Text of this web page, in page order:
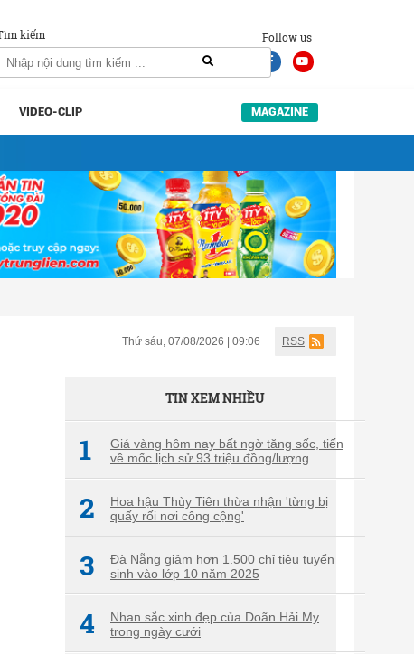
Follow us
kiếm
VIDEO-CLIP MAGAZINE
Thứ sáu, 07/08/2026 | 09:06 RSS
TIN XEM NHIỀU
1
Giá vàng hôm nay bất ngờ tăng sốc, tiến
về mốc lịch sử 93 triệu đồng/lượng
2
Hoa hậu Thùy Tiên thừa nhận 'từng bị
quấy rối nơi công cộng'
3
Đà Nẵng giảm hơn 1.500 chỉ tiêu tuyển
sinh vào lớp 10 năm 2025
4
Nhan sắc xinh đẹp của Doãn Hải My
trong ngày cưới